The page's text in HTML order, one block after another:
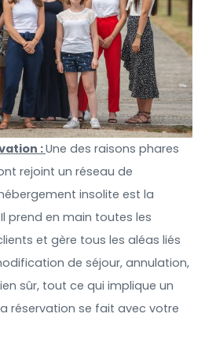
:Une des raisons phares
rejoint un réseau de
insolite est la
Il prend en main toutes les
et gère tous les aléas liés
de séjour, annulation,
sûr, tout ce qui implique un
réservation se fait avec votre